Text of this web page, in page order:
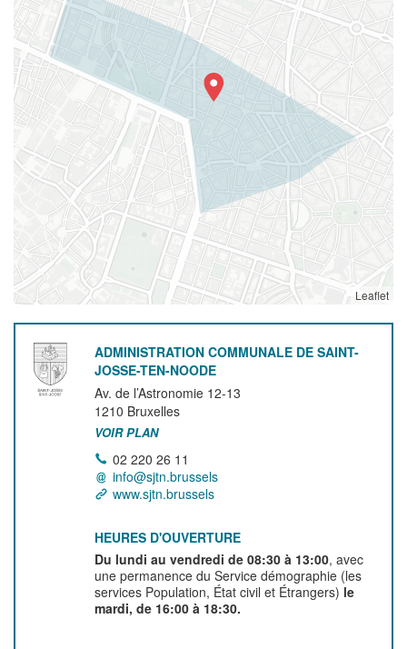
Leaflet
ADMINISTRATION COMMUNALE DE SAINT-
JOSSE-TEN-NOODE
Av. de l’Astronomie 12-13
1210 Bruxelles
VOIR PLAN
02 220 26 11
info@sjtn.brussels
www.sjtn.brussels
HEURES D'OUVERTURE
Du lundi au vendredi de 08:30 à 13:00, avec
une permanence du Service démographie (les
services Population, État civil et Étrangers) le
mardi, de 16:00 à 18:30.